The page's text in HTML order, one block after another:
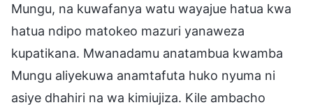
Mungu, na kuwafanya watu wayajue hatua kwa
hatua ndipo matokeo mazuri yanaweza
kupatikana. Mwanadamu anatambua kwamba
Mungu aliyekuwa anamtafuta huko nyuma ni
asiye dhahiri na wa kimiujiza. Kile ambacho